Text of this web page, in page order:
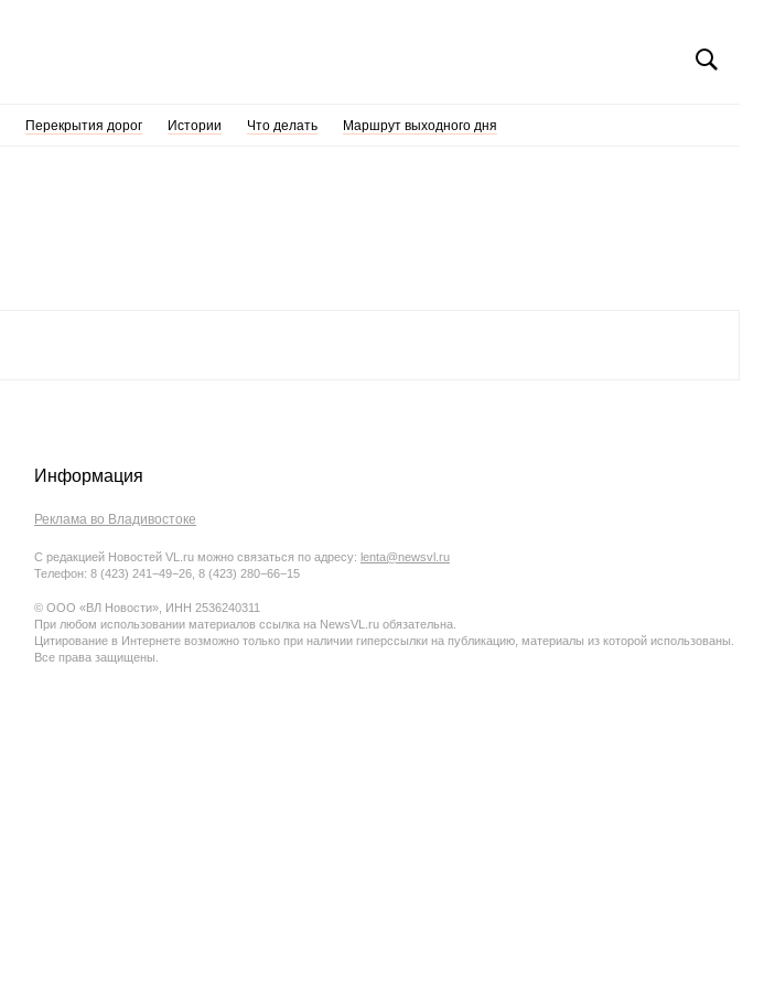
Перекрытия дорог Истории Что делать Маршрут выходного дня
Информация
Реклама во Владивостоке
С редакцией Новостей VL.ru можно связаться по адресу: lenta@newsvl.ru
Телефон: 8 (423) 241−49−26, 8 (423) 280−66−15
© ООО «ВЛ Новости», ИНН 2536240311
При любом использовании материалов ссылка на NewsVL.ru обязательна.
Цитирование в Интернете возможно только при наличии гиперссылки на публикацию, материалы из которой использованы.
Все права защищены.